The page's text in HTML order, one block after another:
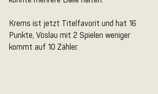
Krems ist jetzt Titelfavorit und hat 16
Punkte, Vöslau mit 2 Spielen weniger
kommt auf 10 Zähler.